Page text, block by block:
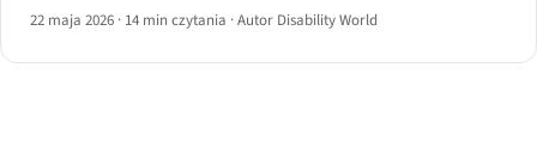
22 maja 2026 · 14 min czytania ·Autor Disability World